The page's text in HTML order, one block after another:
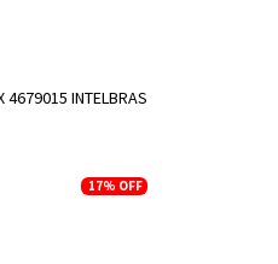
4679015 INTELBRAS
17% OFF